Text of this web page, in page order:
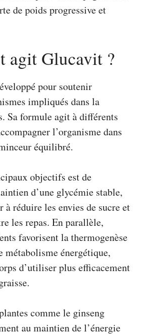
de poids progressive et
agit Glucavit ?
pour soutenir
impliqués dans la
Sa formule agit à différents
l’organisme dans
équilibré.
objectifs est de
d’une glycémie stable,
à réduire les envies de sucre et
les repas. En parallèle,
favorisent la thermogenèse
métabolisme énergétique,
d’utiliser plus efficacement
comme le ginseng
au maintien de l’énergie